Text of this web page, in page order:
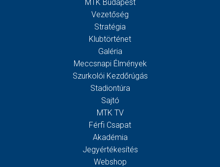
MTK Budapest
Vezetőség
Stratégia
Klubtörténet
Galéria
Meccsnapi Élmények
Szurkolói Kezdőrúgás
Stadiontúra
Sajtó
MTK TV
Férfi Csapat
Akadémia
Jegyértékesítés
Webshop